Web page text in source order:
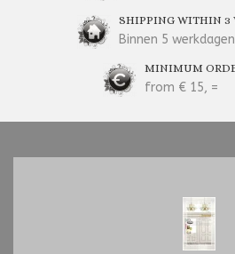
SHIPPING WITHIN 3
Binnen 5
MINIMUM
from € 15, =